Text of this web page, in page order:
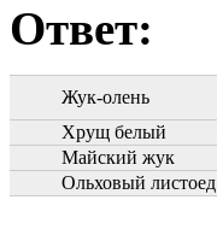
Ответ:
Жук-олень
Хрущ белый
Майский жук
Ольховый листоед